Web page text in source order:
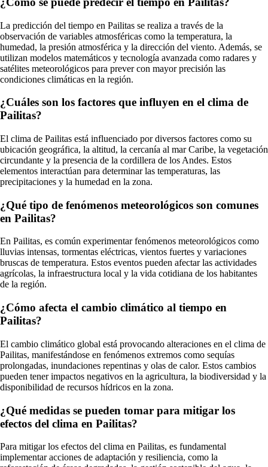
La predicción del tiempo en Pailitas se realiza a través de la
observación de variables atmosféricas como la temperatura, la
humedad, la presión atmosférica y la dirección del viento. Además, se
utilizan modelos matemáticos y tecnología avanzada como radares y
satélites meteorológicos para prever con mayor precisión las
condiciones climáticas en la región.
¿Cuáles son los factores que influyen en el clima de
Pailitas?
El clima de Pailitas está influenciado por diversos factores como su
ubicación geográfica, la altitud, la cercanía al mar Caribe, la vegetación
circundante y la presencia de la cordillera de los Andes. Estos
elementos interactúan para determinar las temperaturas, las
precipitaciones y la humedad en la zona.
¿Qué tipo de fenómenos meteorológicos son comunes
en Pailitas?
En Pailitas, es común experimentar fenómenos meteorológicos como
lluvias intensas, tormentas eléctricas, vientos fuertes y variaciones
bruscas de temperatura. Estos eventos pueden afectar las actividades
agrícolas, la infraestructura local y la vida cotidiana de los habitantes
de la región.
¿Cómo afecta el cambio climático al tiempo en
Pailitas?
El cambio climático global está provocando alteraciones en el clima de
Pailitas, manifestándose en fenómenos extremos como sequías
prolongadas, inundaciones repentinas y olas de calor. Estos cambios
pueden tener impactos negativos en la agricultura, la biodiversidad y la
disponibilidad de recursos hídricos en la zona.
¿Qué medidas se pueden tomar para mitigar los
efectos del clima en Pailitas?
Para mitigar los efectos del clima en Pailitas, es fundamental
implementar acciones de adaptación y resiliencia, como la